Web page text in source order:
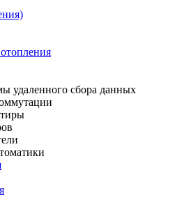
удаленного сбора данных